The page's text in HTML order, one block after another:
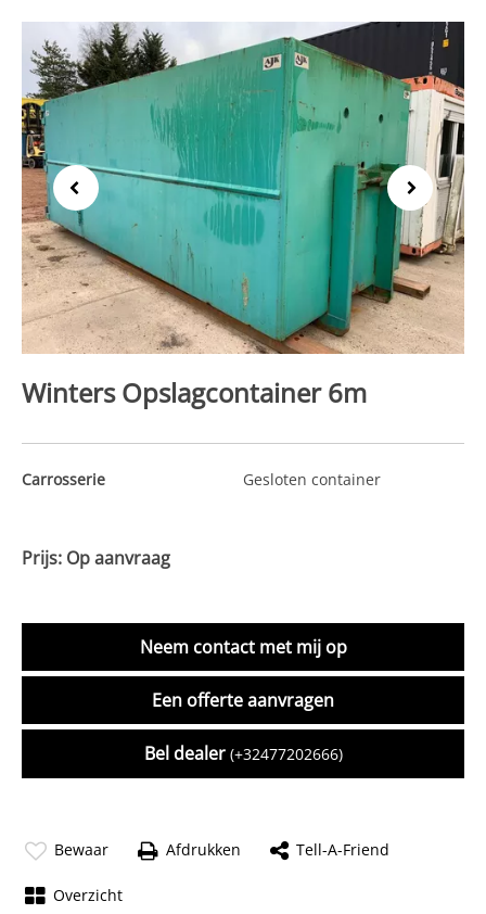
Previous Next
Winters Opslagcontainer 6m
Carrosserie Gesloten container
Prijs: Op aanvraag
Neem contact met mij op
Een offerte aanvragen
Bel dealer (+32477202666)
Bewaar Afdrukken Tell-A-Friend
Overzicht